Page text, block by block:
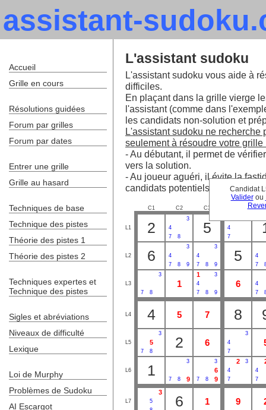
assistant-
Candidat
Validerou
L'assistant sudoku
L'assistant sudoku vous aide à
difficiles.
En plaçant dans la grille vierge
l'assistant (comme dans
les candidats non-solution et
L'assistant sudoku ne
seulement à résoudre votre grille
- Au débutant, il permet de
vers la solution.
- Au joueur aguéri, il évite la
candidats potentiels.
C1 C2 C3
L1 2
3
4
7
8
5
4
7
L2 6
3
4
7
8 9
3
4
7
8 9
5
4
7
L3
3
7 8
1
1
3
4
7
8 9
6
4
7
L4 4 5 7 8
L5
3
5
7 8
2 6
3
4
7
L6 1
3
7 8 9
3
6
7 8 9
2
3
4
7
4
7
L7
3
5
6 1 9
Accueil
Grille en cours
Résolutions guidées
Forum par grilles
Forum par dates
Entrer une grille
Grille au hasard
Techniques de base
Technique des pistes
Théorie des pistes 1
Théorie des pistes 2
Techniques expertes et
Technique des pistes
Sigles et abréviations
Niveaux de difficulté
Lexique
Loi de Murphy
Problèmes de Sudoku
AI Escargot